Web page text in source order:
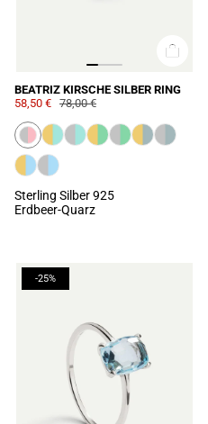
BEATRIZ KIRSCHE SILBER RING
58,50 € 78,00 €
Sterling Silber 925
Erdbeer-Quarz
-25%